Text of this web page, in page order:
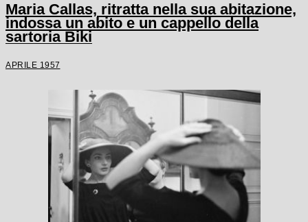
Maria Callas, ritratta nella sua abitazione,
indossa un abito e un cappello della
sartoria Biki
APRILE 1957